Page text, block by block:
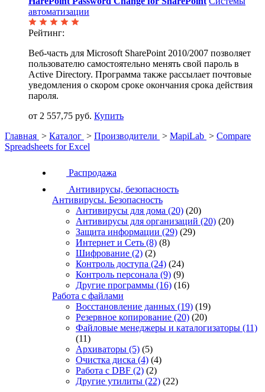
автоматизации
Рейтинг:
Веб-часть для Microsoft SharePoint 2010/2007 позволяет
пользователю самостоятельно менять свой пароль в
Active Directory. Программа также рассылает почтовые
уведомления о скором сроке окончания срока действия
пароля.
от 2 557,75 руб. Купить
Главная > Каталог > Производители > MapiLab > Compare
Spreadsheets for Excel
Распродажа
Антивирусы, безопасность
Антивирусы. Безопасность
Антивирусы для дома (20) (20)
Антивирусы для организаций (20) (20)
Защита информации (29) (29)
Интернет и Сеть (8) (8)
Шифрование (2) (2)
Контроль доступа (24) (24)
Контроль персонала (9) (9)
Другие программы (16) (16)
Работа с файлами
Восстановление данных (19) (19)
Резервное копирование (20) (20)
Файловые менеджеры и каталогизаторы (11)
(11)
Архиваторы (5) (5)
Очистка диска (4) (4)
Работа с DBF (2) (2)
Другие утилиты (22) (22)